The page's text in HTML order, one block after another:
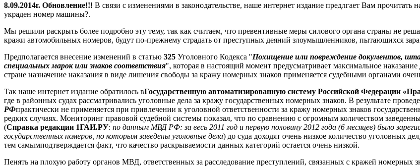
8.09.2014г. Обновление!!! В связи с изменениями в законодательстве, наше интернет издание предлгает Вам
украден номер машины?.
Мы решили раскрыть более подробно эту тему, так как считаем, что превентивные меры силового органа страны не
кражи автомобильных номеров, будут по-прежнему страдать от преступных деяний злоумышленников, пытающихся
Предполагается внесение изменений в статью 325 Уголовного Кодекса "Похищение или повреждение документов,
специальных марок или знаков соответствия", которая в настоящий момент предусматривает максимальное
стране назначение наказания в виде лишения свободы за кражу номерных знаков применяется судебными органами
Так наше интернет издание обратилось вГосударственную автоматизированную систему Российской Федерации
где в районных судах рассматривались уголовные дела за кражу государственных номерных знаков. В результате
РФпрактически не применяется при привлечении к уголовной ответственности за кражу номерных знаков
редких случаях. Мониторинг правовой судебной системы показал, что по сравнению с огромным количеством
(Справка редакции 1ГАИ.РУ: по данным МВД РФ: за весь 2011 год и первую половину 2012 года (6 месяцев) было
государственных номеров, по которым заведены уголовные дела) до суда доходят очень низкое количество уголовных
тем самымподтверждается факт, что качество раскрываемости данных категорий остается очень низкой.
Пенять на плохую работу органов МВД, ответственных за расследование преступлений, связанных с кражей номерных